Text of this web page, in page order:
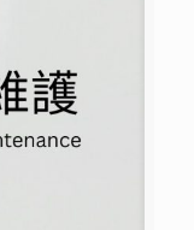
中心資訊化和產
全國名中醫、中
機器人研究所名
中核集團核工業
。 中國「天
沿 中國科學院
工姜鵬介紹
工程為 500 米
世界最大單口徑
基礎設施，花